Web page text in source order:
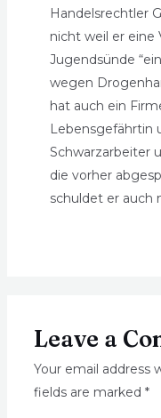
Handelsrechtler
nicht weil er eine
Jugendsünde
wegen
hat auch ein
Lebensgefährtin
Schwarzarbeiter
die vorher
schuldet er auch
Leave a
Your email address
fields are marked *